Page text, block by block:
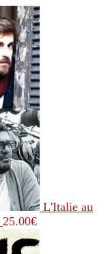
L'Italie au
25.00€